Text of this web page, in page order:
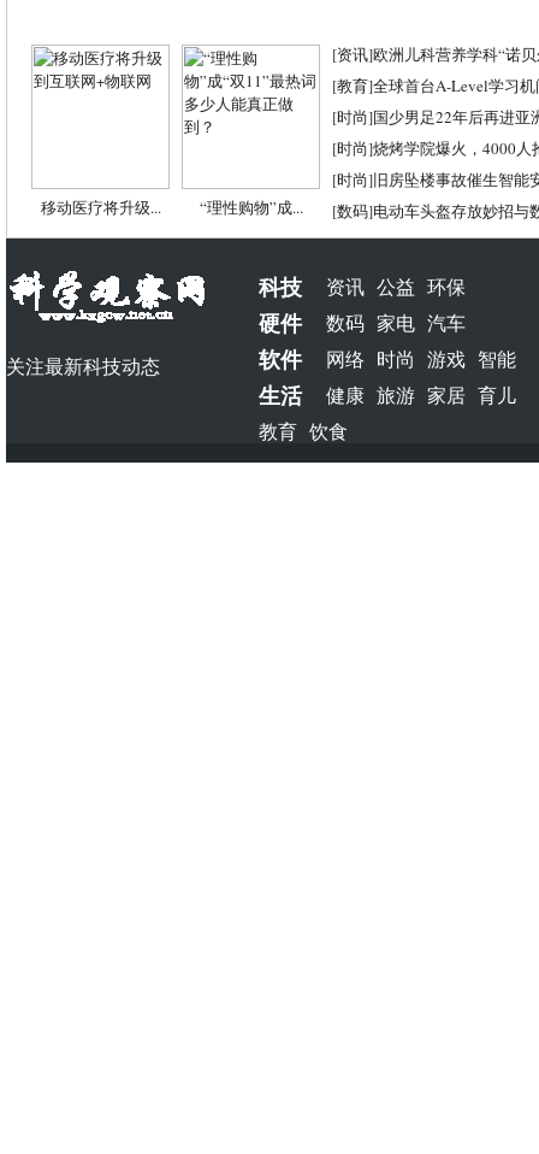
移动医疗将升级... “理性购物”成...
[资讯]欧洲儿科营养学科“诺
[教育]全球首台A-Level学习
[时尚]国少男足22年后再进亚
[时尚]烧烤学院爆火，4000人
[时尚]旧房坠楼事故催生智能
[数码]电动车头盔存放妙招与
关注最新科技动态
科技 资讯 公益 环保
硬件 数码 家电 汽车
软件 网络 时尚 游戏 智能
生活 健康 旅游 家居 育儿
教育 饮食